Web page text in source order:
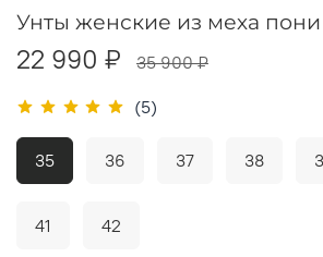
(5)
Унты женские из меха
22 990 ₽ 35 900 ₽
35 36 37 38
41 42